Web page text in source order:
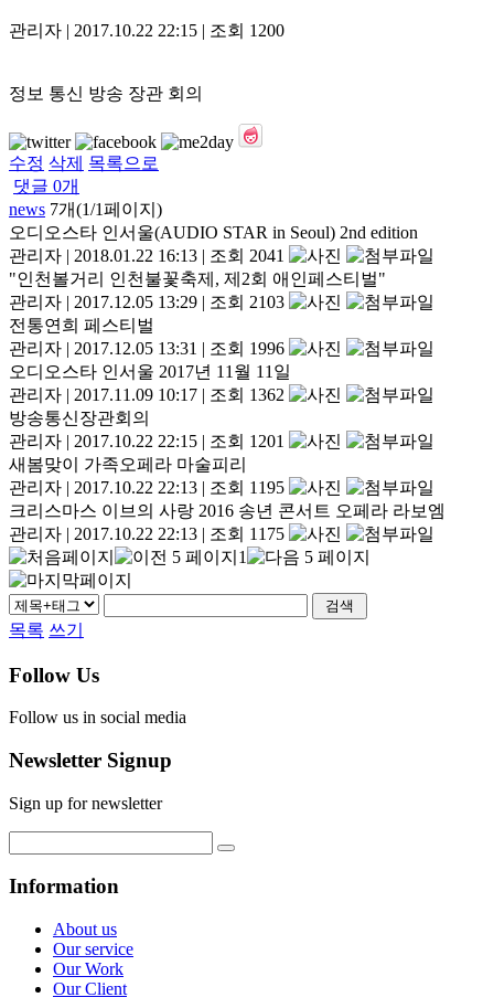
관리자 | 2017.10.22 22:15 | 조회 1200
정보 통신 방송 장관 회의
수정 삭제 목록으로
댓글 0개
news 7개(1/1페이지)
오디오스타 인서울(AUDIO STAR in Seoul) 2nd edition
관리자 | 2018.01.22 16:13 | 조회 2041
"인천볼거리 인천불꽃축제, 제2회 애인페스티벌"
관리자 | 2017.12.05 13:29 | 조회 2103
전통연희 페스티벌
관리자 | 2017.12.05 13:31 | 조회 1996
오디오스타 인서울 2017년 11월 11일
관리자 | 2017.11.09 10:17 | 조회 1362
방송통신장관회의
관리자 | 2017.10.22 22:15 | 조회 1201
새봄맞이 가족오페라 마술피리
관리자 | 2017.10.22 22:13 | 조회 1195
크리스마스 이브의 사랑 2016 송년 콘서트 오페라 라보엠
관리자 | 2017.10.22 22:13 | 조회 1175
1
목록 쓰기
Follow Us
Follow us in social media
Newsletter Signup
Sign up for newsletter
Information
About us
Our service
Our Work
Our Client